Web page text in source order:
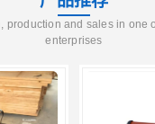
production and sales in one
enterprises